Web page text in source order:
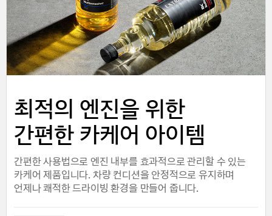
최적의 엔진을 위한
간편한 카케어 아이템
간편한 사용법으로 엔진 내부를 효과적으로 관리할 수 있는
카케어 제품입니다. 차량 컨디션을 안정적으로 유지하며
언제나 쾌적한 드라이빙 환경을 만들어 줍니다.